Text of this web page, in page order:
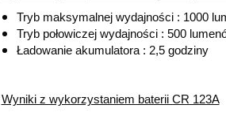
Tryb maksymalnej wydajności : 1000
Tryb połowiczej wydajności : 500
Ładowanie akumulatora : 2,5 godziny
Wyniki z wykorzystaniem baterii CR 123A